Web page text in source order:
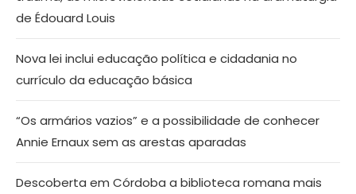
de Édouard Louis
Nova lei inclui educação política e cidadania no
currículo da educação básica
“Os armários vazios” e a possibilidade de conhecer
Annie Ernaux sem as arestas aparadas
Descoberta em Córdoba a biblioteca romana mais